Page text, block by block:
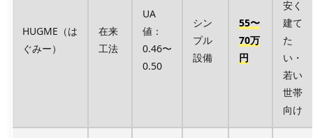
HUGME（は
ぐみー）
在来
工法
UA
値：
0.46〜
0.50
シン
プル
設備
55〜
70万
円
安く
建て
た
い・
若い
世帯
向け